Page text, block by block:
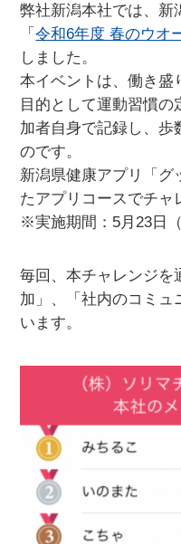
弊社新潟本社では、新
「令和6年度 春のウオ
しました。
本イベントは、働き盛
目的として運動習慣
加者自身で記録し、歩
のです。
新潟県健康アプリ「グ
たアプリコースでチャ
※実施期間：5月23日
毎回、本チャレンジを
加」、「社内のコミュ
います。